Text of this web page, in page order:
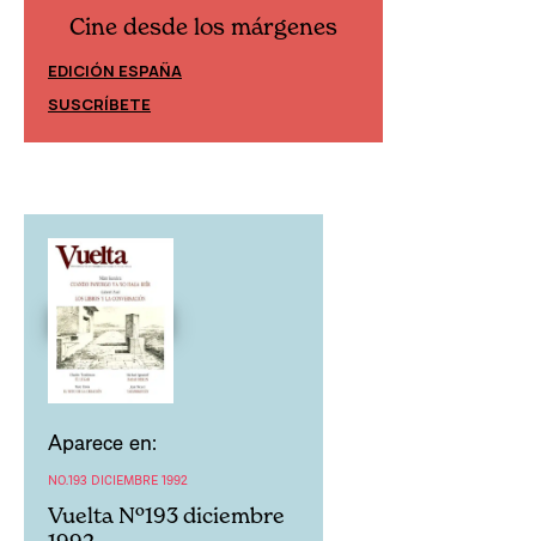
Cine desde los márgenes
EDICIÓN ESPAÑA
SUSCRÍBETE
Aparece en:
NO.193 DICIEMBRE 1992
Vuelta Nº193 diciembre